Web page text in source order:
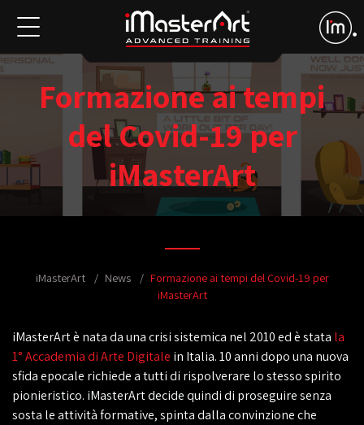
Formazione ai tempi
del Covid-19 per
iMasterArt
iMasterArt News
Formazione ai tempi del Covid-19 per
iMasterArt
iMasterArt è nata da una crisi sistemica nel 2010 ed è stata la
1° Accademia di Arte Digitale in Italia. 10 anni dopo una nuova
sfida epocale richiede a tutti di rispolverare lo stesso spirito
pionieristico. iMasterArt decide quindi di proseguire senza
sosta le attività formative, spinta dalla convinzione che